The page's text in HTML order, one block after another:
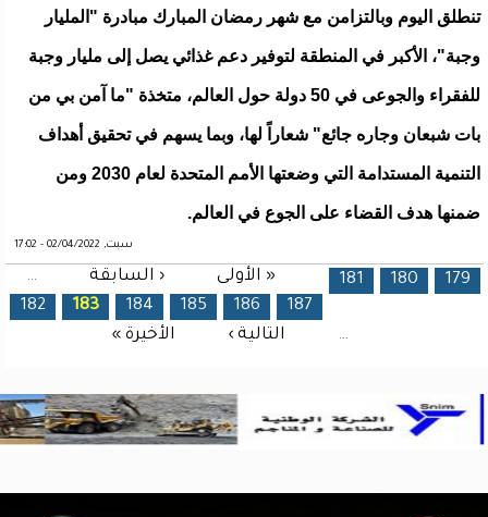
تنطلق اليوم وبالتزامن مع شهر رمضان المبارك مبادرة "المليار
وجبة"، الأكبر في المنطقة لتوفير دعم غذائي يصل إلى مليار وجبة
للفقراء والجوعى في 50 دولة حول العالم، متخذة "ما آمن بي من
بات شبعان وجاره جائع" شعاراً لها، وبما يسهم في تحقيق أهداف
التنمية المستدامة التي وضعتها الأمم المتحدة لعام 2030 ومن
ضمنها هدف القضاء على الجوع في العالم.
سبت, 02/04/2022 - 17:02
الصفحات « الأولى ‹ السابقة … 179
180
181
182
183 184 185 186
187
…
التالية › الأخيرة »